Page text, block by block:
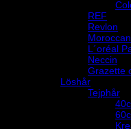
REF
Revlon
L´oréal
Neccin
Grazette
Löshår
Tejphår